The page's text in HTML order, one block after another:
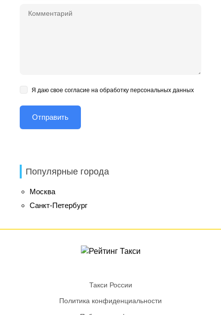
Я даю свое согласие на обработку персональных данных
Популярные города
Москва
Санкт-Петербург
Такси России
Политика конфиденциальности